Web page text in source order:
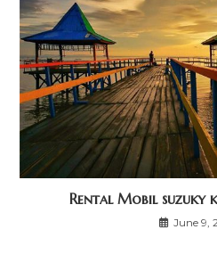
Rental Mobil suzuky
June 9,